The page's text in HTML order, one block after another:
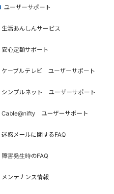
ユーザーサポート
生活あんしんサービス
安心定額サポート
ケーブルテレビ ユーザーサポート
シンプルネット ユーザーサポート
Cable@nifty ユーザーサポート
迷惑メールに関するFAQ
障害発生時のFAQ
メンテナンス情報